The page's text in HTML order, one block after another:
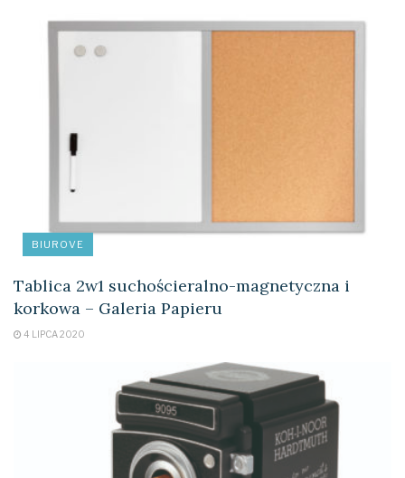
BIUROVE
Tablica 2w1 suchościeralno-magnetyczna i
korkowa – Galeria Papieru
4 LIPCA 2020